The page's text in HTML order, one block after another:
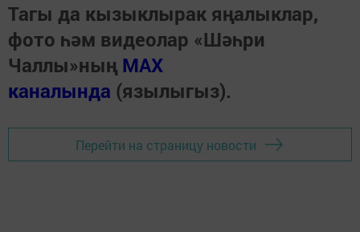
Тагы да кызыклырак яңалыклар,
фото һәм видеолар «Шәһри
Чаллы»ның MAX
каналында (язылыгыз).
Перейти на страницу новости